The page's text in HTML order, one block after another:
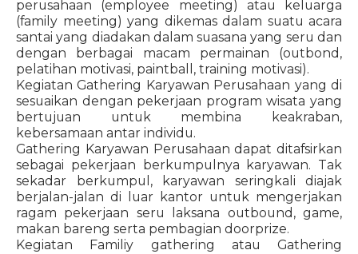
perusahaan (employee meeting) atau keluarga
(family meeting) yang dikemas dalam suatu acara
santai yang diadakan dalam suasana yang seru dan
dengan berbagai macam permainan (outbond,
pelatihan motivasi, paintball, training motivasi).
Kegiatan Gathering Karyawan Perusahaan yang di
sesuaikan dengan pekerjaan program wisata yang
bertujuan untuk membina keakraban,
kebersamaan antar individu.
Gathering Karyawan Perusahaan dapat ditafsirkan
sebagai pekerjaan berkumpulnya karyawan. Tak
sekadar berkumpul, karyawan seringkali diajak
berjalan-jalan di luar kantor untuk mengerjakan
ragam pekerjaan seru laksana outbound, game,
makan bareng serta pembagian doorprize.
Kegiatan Familiy gathering atau Gathering